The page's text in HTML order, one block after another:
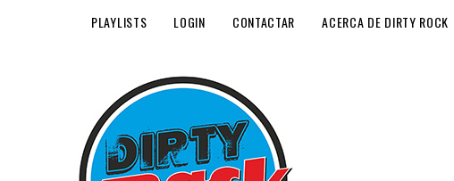
PLAYLISTS LOGIN CONTACTAR ACERCA DE DIRTY ROCK